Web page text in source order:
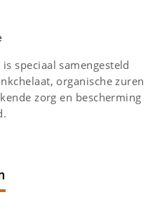
speciaal samengesteld
organische zuren
zorg en bescherming